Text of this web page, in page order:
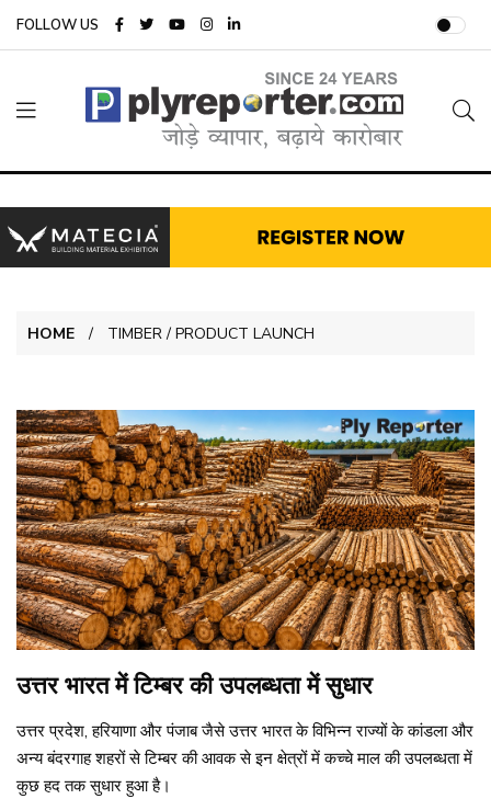
FOLLOW US
HOME TIMBER / PRODUCT LAUNCH
उत्तर भारत में टिम्बर की उपलब्धता में सुधार
उत्तर प्रदेश, हरियाणा और पंजाब जैसे उत्तर भारत के विभिन्न राज्यों के कांडला और
अन्य बंदरगाह शहरों से टिम्बर की आवक से इन क्षेत्रों में कच्चे माल की उपलब्धता में
कुछ हद तक सुधार हुआ है।